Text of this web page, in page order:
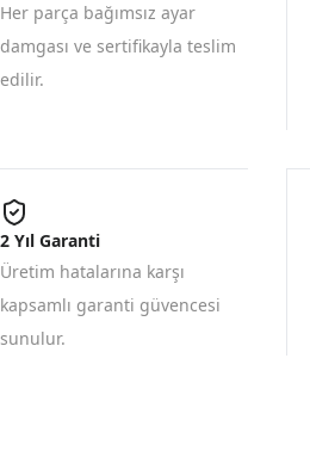
Her parça bağımsız ayar
damgası ve sertifikayla teslim
edilir.
2 Yıl Garanti
Üretim hatalarına karşı
kapsamlı garanti güvencesi
sunulur.